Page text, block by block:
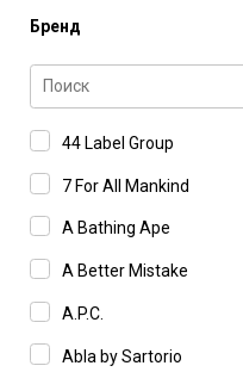
Бренд
44 Label Group
7 For All Mankind
A Bathing Ape
A Better Mistake
A.P.C.
Abla by Sartorio